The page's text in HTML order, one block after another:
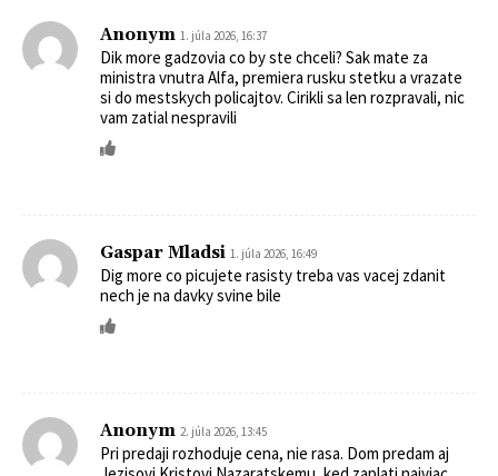
Anonym 1. júla 2026, 16:37
Dik more gadzovia co by ste chceli? Sak mate za
ministra vnutra Alfa, premiera rusku stetku a vrazate
si do mestskych policajtov. Cirikli sa len rozpravali, nic
vam zatial nespravili
Gaspar Mladsi 1. júla 2026, 16:49
Dig more co picujete rasisty treba vas vacej zdanit
nech je na davky svine bile
Anonym 2. júla 2026, 13:45
Pri predaji rozhoduje cena, nie rasa. Dom predam aj